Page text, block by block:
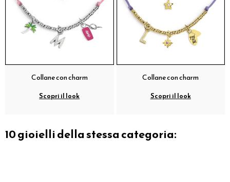
Collane con charm
Scopri il look
Collane con charm
Scopri il look
10 gioielli della stessa categoria: